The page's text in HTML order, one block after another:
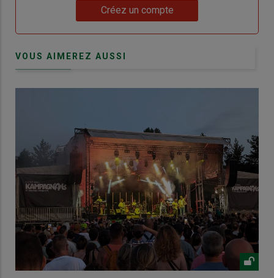
Créez un compte
VOUS AIMEREZ AUSSI